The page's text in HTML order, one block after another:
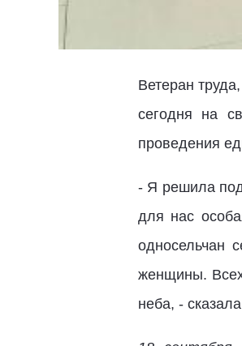
Ветеран
сегодня на
проведения
- Я решила
для нас
односельчан
женщины.
неба, -